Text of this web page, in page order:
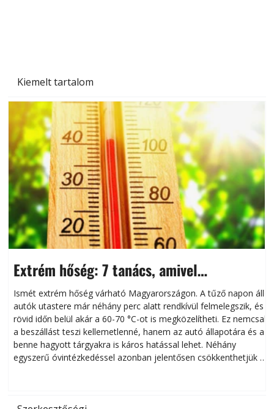
Kiemelt tartalom
Extrém hőség: 7 tanács, amivel
megóvhatjuk autónkat a nyári károktól
Ismét extrém hőség várható Magyarországon. A tűző napon álló
autók utastere már néhány perc alatt rendkívül felmelegszik, és
rövid időn belül akár a 60-70 °C-ot is megközelítheti. Ez nemcsak
a beszállást teszi kellemetlenné, hanem az autó állapotára és a
benne hagyott tárgyakra is káros hatással lehet. Néhány
egyszerű óvintézkedéssel azonban jelentősen csökkenthetjük a